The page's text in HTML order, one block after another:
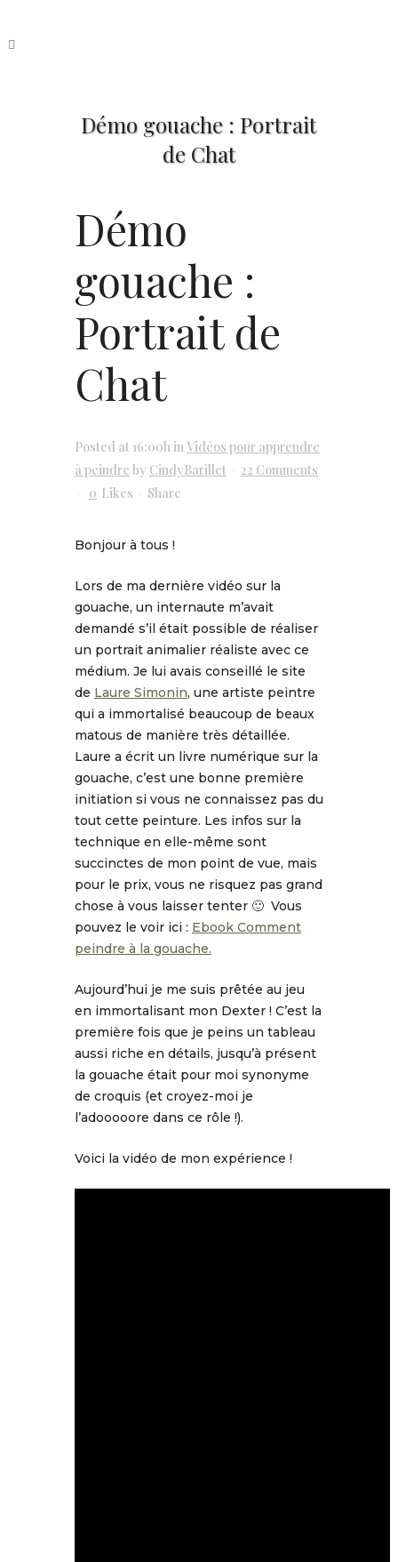
Démo gouache : Portrait
de Chat
Démo
gouache :
Portrait de
Chat
Posted at 16:00h in Vidéos pour apprendre
à peindre by CindyBarillet
22 Comments
0 Likes Share
Bonjour à tous !
Lors de ma dernière vidéo sur la
gouache, un internaute m’avait
demandé s’il était possible de réaliser
un portrait animalier réaliste avec ce
médium. Je lui avais conseillé le site
de Laure Simonin, une artiste peintre
qui a immortalisé beaucoup de beaux
matous de manière très détaillée.
Laure a écrit un livre numérique sur la
gouache, c’est une bonne première
initiation si vous ne connaissez pas du
tout cette peinture. Les infos sur la
technique en elle-même sont
succinctes de mon point de vue, mais
pour le prix, vous ne risquez pas grand
chose à vous laisser tenter 🙂 Vous
pouvez le voir ici : Ebook Comment
peindre à la gouache.
Aujourd’hui je me suis prêtée au jeu
en immortalisant mon Dexter ! C’est la
première fois que je peins un tableau
aussi riche en détails, jusqu’à présent
la gouache était pour moi synonyme
de croquis (et croyez-moi je
l’adooooore dans ce rôle !).
Voici la vidéo de mon expérience !